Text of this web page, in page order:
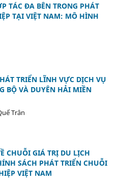
TÁC ĐA BÊN TRONG PHÁT
TẠI VIỆT NAM: MÔ HÌNH
TRIỂN LĨNH VỰC DỊCH VỤ
BỘ VÀ DUYÊN HẢI MIỀN
Trân
CHUỖI GIÁ TRỊ DU LỊCH
SÁCH PHÁT TRIỂN CHUỖI
VIỆT NAM